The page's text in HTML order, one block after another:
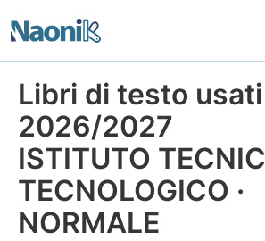
Libri di testo
2026/2027
ISTITUTO
TECNOLOGICO ·
NORMALE